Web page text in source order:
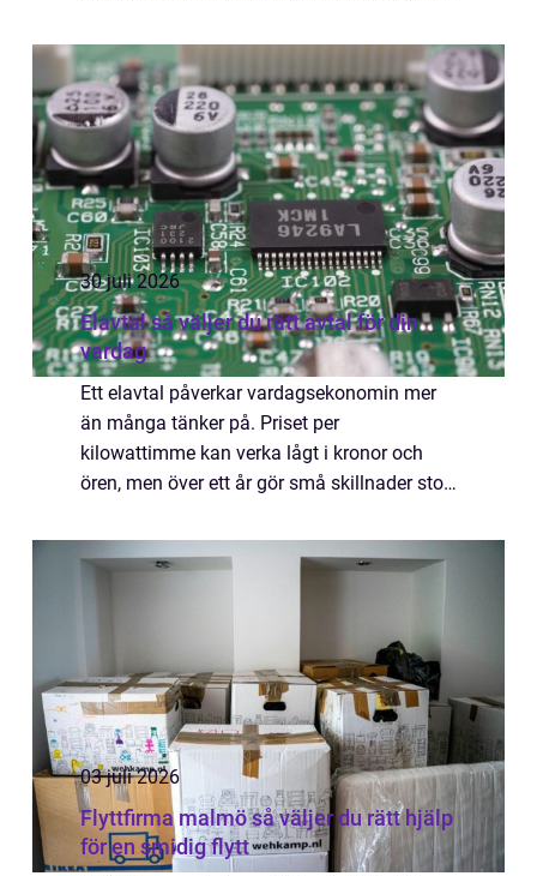
bebyggelse som ställer höga krav på både
planering och utför...
30 juli 2026
Elavtal så väljer du rätt avtal för din
vardag
Ett elavtal påverkar vardagsekonomin mer
än många tänker på. Priset per
kilowattimme kan verka lågt i kronor och
ören, men över ett år gör små skillnader stor
komplex, med rörliga priser, fasta avtal,
timpris och ol...
03 juli 2026
Flyttfirma malmö så väljer du rätt hjälp
för en smidig flytt